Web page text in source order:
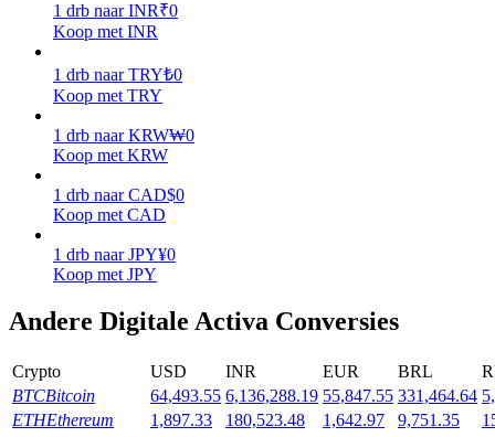
Macht varkentje
Verdien dagelijks competitieve beloningen
1 drb naar INR₹0
Koop met INR
1 drb naar TRY₺0
Koop met TRY
1 drb naar KRW₩0
Koop met KRW
1 drb naar CAD$0
Koop met CAD
1 drb naar JPY¥0
Koop met JPY
Andere Digitale Activa Conversies
Crypto USD INR EUR BRL
BTCBitcoin 64,493.55 6,136,288.19 55,847.55 331,464.64
ETHEthereum 1,897.33 180,523.48 1,642.97 9,751.35